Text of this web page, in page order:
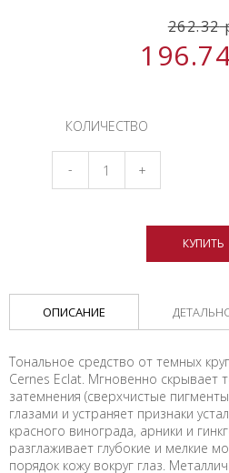
262.32
КОЛИЧЕСТВО
- +
КУПИТЬ
ОПИСАНИЕ
Тональное средство от темных
Cernes Eclat. Мгновенно скрывает
затемнения (сверхчистые
глазами и устраняет признаки
красного винограда, арники и
разглаживает глубокие и мелкие
порядок кожу вокруг глаз.